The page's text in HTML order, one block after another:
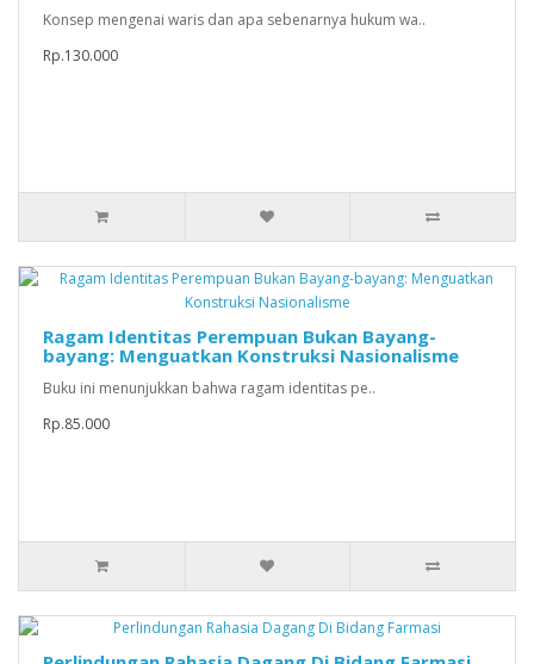
Konsep mengenai waris dan apa sebenarnya hukum wa..
Rp.130.000
Ragam Identitas Perempuan Bukan Bayang-
bayang: Menguatkan Konstruksi Nasionalisme
Buku ini menunjukkan bahwa ragam identitas pe..
Rp.85.000